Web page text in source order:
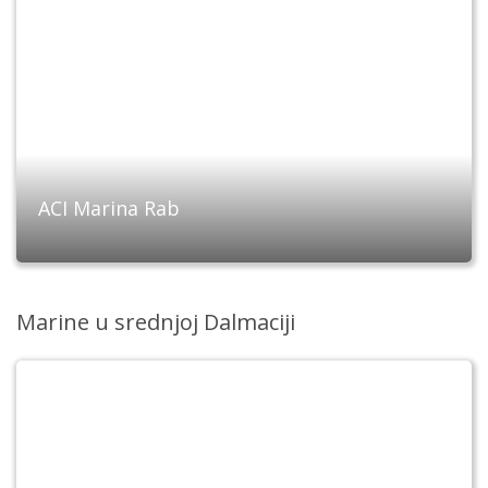
ACI Marina Rab
Marine u srednjoj Dalmaciji